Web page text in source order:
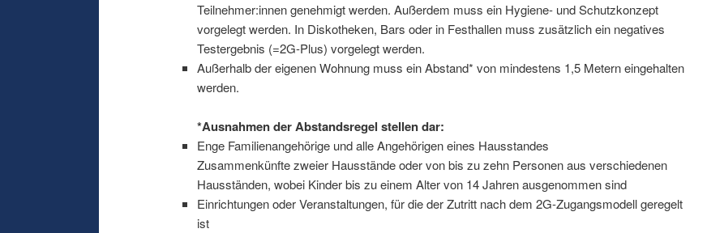
Teilnehmer:innen genehmigt werden. Außerdem muss ein Hygiene- und Schutzkonzept
vorgelegt werden. In Diskotheken, Bars oder in Festhallen muss zusätzlich ein negatives
Testergebnis (=2G-Plus) vorgelegt werden.
Außerhalb der eigenen Wohnung muss ein Abstand* von mindestens 1,5 Metern eingehalten
werden.
*Ausnahmen der Abstandsregel stellen dar:
Enge Familienangehörige und alle Angehörigen eines Hausstandes
Zusammenkünfte zweier Hausstände oder von bis zu zehn Personen aus verschiedenen
Hausständen, wobei Kinder bis zu einem Alter von 14 Jahren ausgenommen sind
Einrichtungen oder Veranstaltungen, für die der Zutritt nach dem 2G-Zugangsmodell geregelt
ist